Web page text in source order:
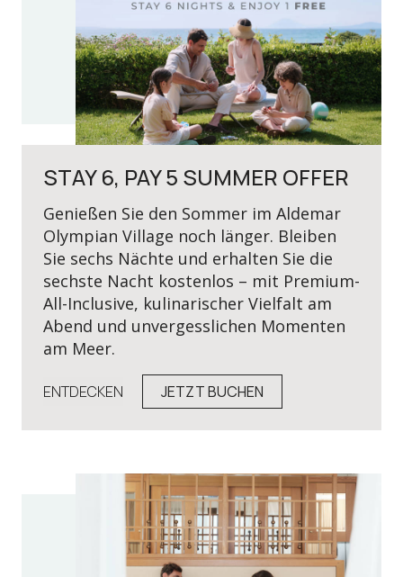
STAY 6, PAY 5 SUMMER OFFER
Genießen Sie den Sommer im Aldemar
Olympian Village noch länger. Bleiben
Sie sechs Nächte und erhalten Sie die
sechste Nacht kostenlos – mit Premium-
All-Inclusive, kulinarischer Vielfalt am
Abend und unvergesslichen Momenten
am Meer.
ENTDECKEN JETZT BUCHEN